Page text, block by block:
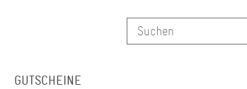
GUTSCHEINE